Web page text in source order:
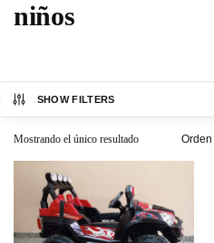
niños
SHOW FILTERS
Mostrando el único resultado